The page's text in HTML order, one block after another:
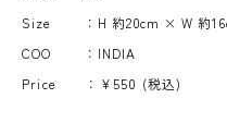
Size ：H 約20cm × W 約
COO ：INDIA
Price ：¥550 (税込)